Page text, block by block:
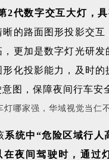
2代数字交互大灯，
晰的路面图形投影交互
更加是数字灯光研发
化投影能力，及时的
图，保障夜间行车安
系统中“危险区域行人
夜间驾驶时，通过